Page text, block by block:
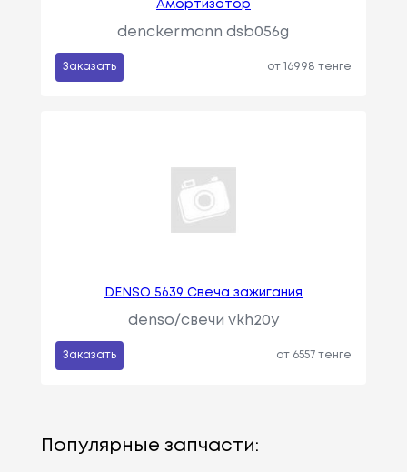
Амортизатор
denckermann dsb056g
Заказать от 16998 тенге
DENSO 5639 Свеча зажигания
denso/свечи vkh20y
Заказать от 6557 тенге
Популярные запчасти: